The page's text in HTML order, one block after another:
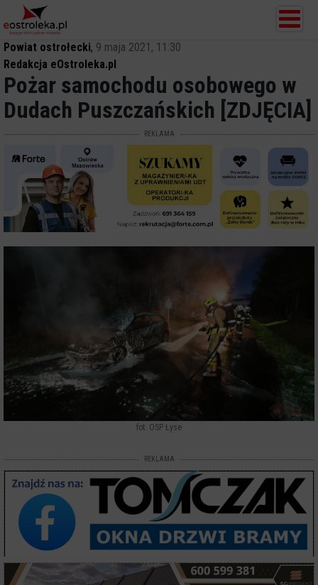
Powiat ostrołecki, 9 maja 2021, 11:30
Redakcja eOstroleka.pl
Pożar samochodu osobowego w
Dudach Puszczańskich [ZDJĘCIA]
REKLAMA
fot. OSP Łyse
REKLAMA